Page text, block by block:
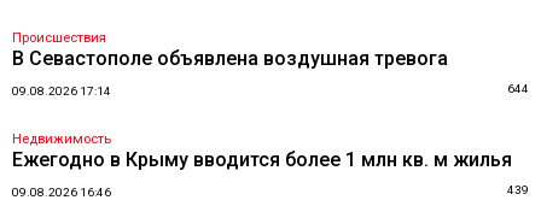
Происшествия
В Севастополе объявлена воздушная тревога
09.08.2026 17:14 644
Недвижимость
Ежегодно в Крыму вводится более 1 млн кв. м жилья
09.08.2026 16:46 439